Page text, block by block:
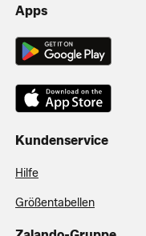
Apps
Kundenservice
Hilfe
Größentabellen